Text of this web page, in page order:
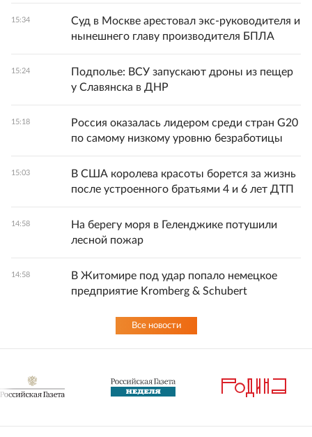
15:34
Суд в Москве арестовал экс-руководителя и
нынешнего главу производителя БПЛА
15:24
Подполье: ВСУ запускают дроны из пещер
у Славянска в ДНР
15:18
Россия оказалась лидером среди стран G20
по самому низкому уровню безработицы
15:03
В США королева красоты борется за жизнь
после устроенного братьями 4 и 6 лет ДТП
14:58
На берегу моря в Геленджике потушили
лесной пожар
14:58
В Житомире под удар попало немецкое
предприятие Kromberg & Schubert
Все новости